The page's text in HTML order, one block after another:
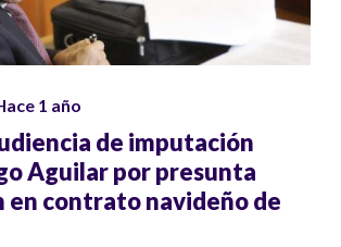
1 año
de imputación
Aguilar por presunta
en contrato navideño de